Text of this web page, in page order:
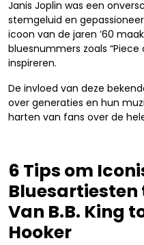
Janis Joplin was een
stemgeluid en
icoon van de jaren ’60
bluesnummers zoals
inspireren.
De invloed van deze
over generaties en hun
harten van fans over de
6 Tips om
Bluesartiesten
Van B.B. King
Hooker